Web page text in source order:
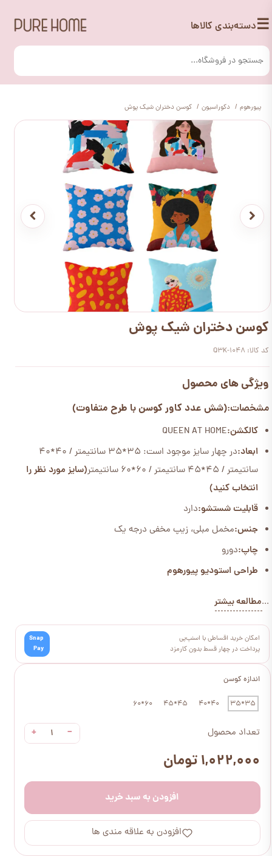
☰دسته‌بندی کالاها
پیورهوم دکوراسیون کوسن دختران شیک پوش
اندازه کوسن
35*35
40*40
45*45
60*60
تعداد محصول −
+
۱,۰۲۲,۰۰۰ تومان
افزودن به سبد خرید
افزودن به علاقه مندی ها
کوسن دختران شیک پوش
کد کالا: Q3K-1048
ویژگی های محصول
مشخصات:(شش عدد کاور کوسن با طرح متفاوت)
کالکشن:QUEEN AT HOME
ابعاد:
در چهار سایز موجود است: 35*35 سانتیمتر / 40*40
سانتیمتر / 45*45 سانتیمتر / 60*60 سانتیمتر
(سایز مورد نظر را
انتخاب کنید)
قابلیت شستشو:دارد
جنس:مخمل مبلی، زیپ مخفی درجه یک
چاپ:دورو
طراحی استودیو پیورهوم
...مطالعه بیشتر
امکان خرید اقساطی با اسنپ‌پی
پرداخت در چهار قسط بدون کارمزد
Snap
Pay